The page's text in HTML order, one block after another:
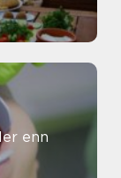
enn